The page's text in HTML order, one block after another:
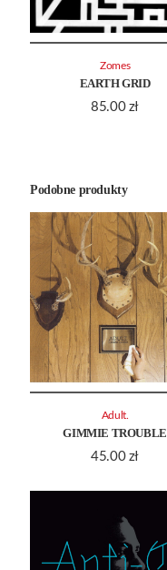
EARTH GRID
85.00 zł
Zomes
Podobne produkty
GIMMIE TROUBLE
45.00 zł
Adult.